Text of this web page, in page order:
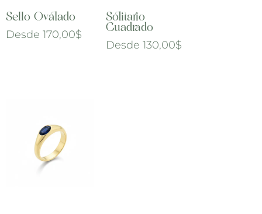
Sello Ovalado
Desde 170,00$
Solitario
Cuadrado
Desde 130,00$